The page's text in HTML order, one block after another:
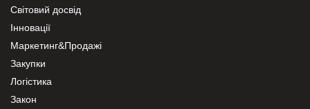
Світовий досвід
Інновації
Маркетинг&Продажі
Закупки
Логістика
Закон